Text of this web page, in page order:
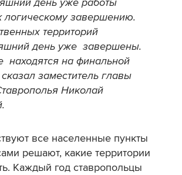
логическому завершению.
территорий
день уже завершены.
находятся на финальной
заместитель главы
Николай
все населенные пункты
решают, какие территории
Каждый год ставропольцы